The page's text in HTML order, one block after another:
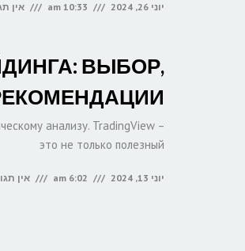
יוני 26, 2024 10:33 am אין
ВЫБОР,
анализу. TradingView –
это не только полезный
יוני 13, 2024 6:02 am אין